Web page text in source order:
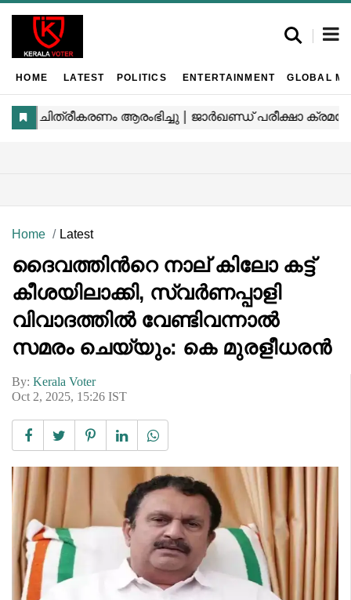
HOME LATEST POLITICS ENTERTAINMENT GLOBAL
Home Latest
ദൈവത്തിന്‍റെ നാല് കിലോ കട്ട്
കീശയിലാക്കി, സ്വർണപ്പാളി
വിവാദത്തിൽ വേണ്ടിവന്നാൽ
സമരം ചെയ്യും: കെ മുരളീധരൻ
By: Kerala Voter
Oct 2, 2025, 15:26 IST